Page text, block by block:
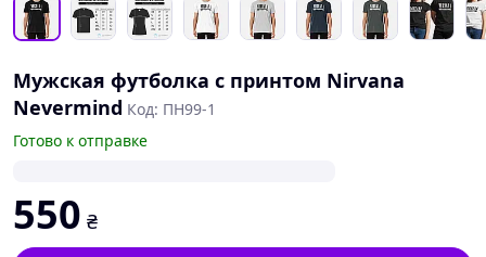
Мужская футболка с принтом Nirvana
Nevermind Код: ПН99-1
Готово к отправке
550 ₴